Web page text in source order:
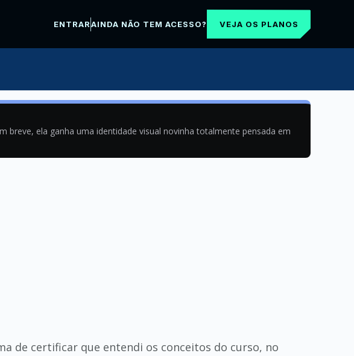
ENTRARAINDA NÃO TEM ACESSO? VEJA OS PLANOS
breve, ela ganha uma identidade visual novinha totalmente pensada em
de certificar que entendi os conceitos do curso, no